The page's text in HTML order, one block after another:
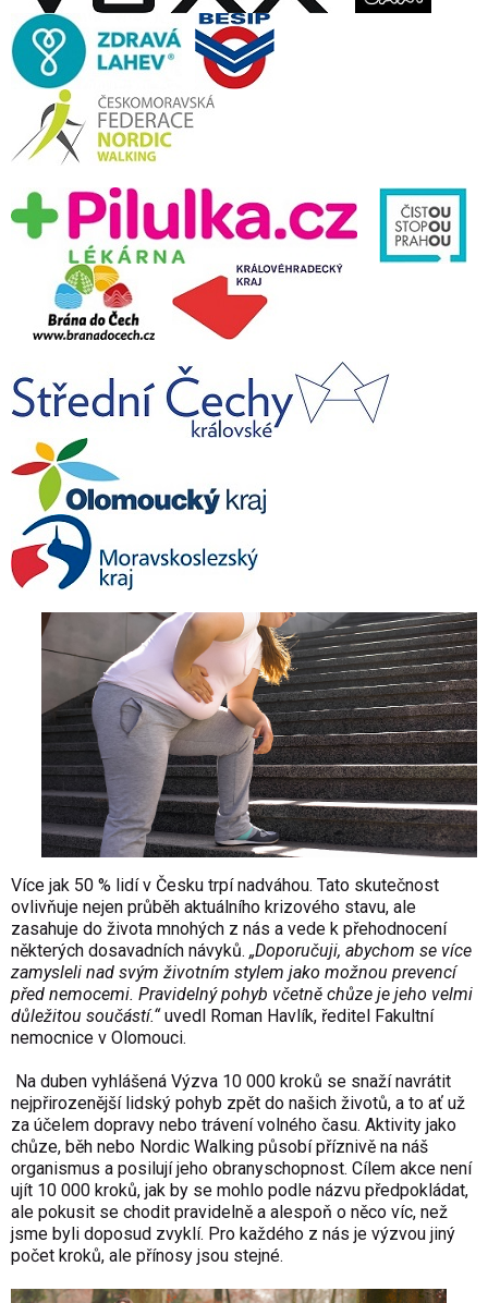
Více jak 50 % lidí v Česku trpí nadváhou. Tato skutečnost
ovlivňuje nejen průběh aktuálního krizového stavu, ale
zasahuje do života mnohých z nás a vede k přehodnocení
některých dosavadních návyků. „Doporučuji, abychom se více
zamysleli nad svým životním stylem jako možnou prevencí
před nemocemi. Pravidelný pohyb včetně chůze je jeho velmi
důležitou součástí.“uvedl Roman Havlík, ředitel Fakultní
nemocnice v Olomouci.
Na duben vyhlášená Výzva 10 000 kroků se snaží navrátit
nejpřirozenější lidský pohyb zpět do našich životů, a to ať už
za účelem dopravy nebo trávení volného času. Aktivity jako
chůze, běh nebo Nordic Walking působí příznivě na náš
organismus a posilují jeho obranyschopnost. Cílem akce není
ujít 10 000 kroků, jak by se mohlo podle názvu předpokládat,
ale pokusit se chodit pravidelně a alespoň o něco víc, než
jsme byli doposud zvyklí. Pro každého z nás je výzvou jiný
počet kroků, ale přínosy jsou stejné.